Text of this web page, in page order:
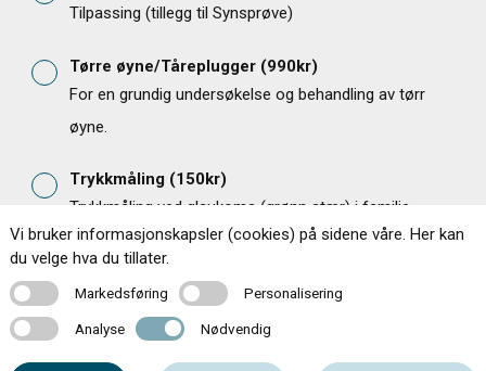
Tilpassing (tillegg til Synsprøve)
Tørre øyne/Tåreplugger (990kr)
For en grundig undersøkelse og behandling av tørr
øyne.
Trykkmåling (150kr)
Trykkmåling ved glaukoma (grønn stær) i familie.
Vi bruker informasjonskapsler (cookies) på sidene våre. Her kan
du velge hva du tillater.
MarkedsføringMarkedsføring PersonaliseringPersonalisering
Analyse Analyse Nødvendig Nødvendig